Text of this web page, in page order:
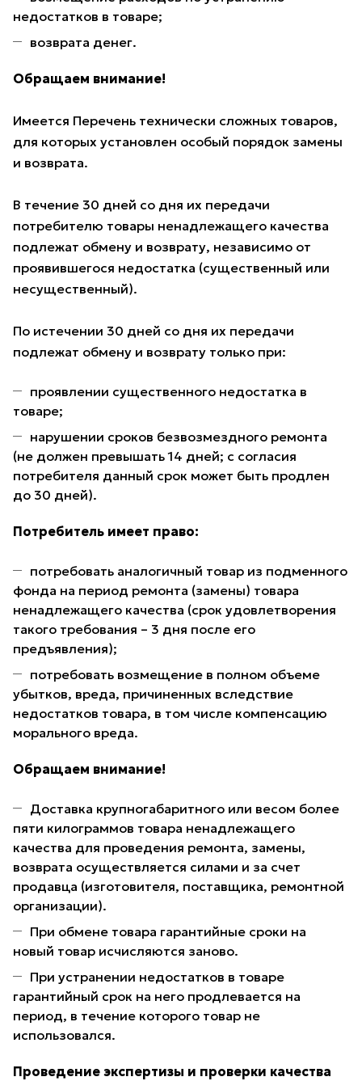
недостатков в товаре;
возврата денег.
Обращаем внимание!
Имеется Перечень технически сложных товаров,
для которых установлен особый порядок замены
и возврата.
В течение 30 дней со дня их передачи
потребителю товары ненадлежащего качества
подлежат обмену и возврату, независимо от
проявившегося недостатка (существенный или
несущественный).
По истечении 30 дней со дня их передачи
подлежат обмену и возврату только при:
проявлении существенного недостатка в
товаре;
нарушении сроков безвозмездного ремонта
(не должен превышать 14 дней; с согласия
потребителя данный срок может быть продлен
до 30 дней).
Потребитель имеет право:
потребовать аналогичный товар из подменного
фонда на период ремонта (замены) товара
ненадлежащего качества (срок удовлетворения
такого требования – 3 дня после его
предъявления);
потребовать возмещение в полном объеме
убытков, вреда, причиненных вследствие
недостатков товара, в том числе компенсацию
морального вреда.
Обращаем внимание!
Доставка крупногабаритного или весом более
пяти килограммов товара ненадлежащего
качества для проведения ремонта, замены,
возврата осуществляется силами и за счет
продавца (изготовителя, поставщика, ремонтной
организации).
При обмене товара гарантийные сроки на
новый товар исчисляются заново.
При устранении недостатков в товаре
гарантийный срок на него продлевается на
период, в течение которого товар не
использовался.
Проведение экспертизы и проверки качества